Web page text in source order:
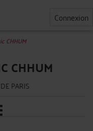
Connexion
CHHUM
CHHUM
PARIS